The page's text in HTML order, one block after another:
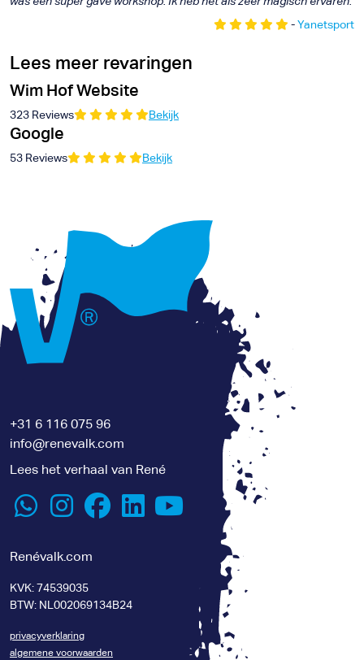
-Yanetsport
Lees meer revaringen
Wim Hof Website
323 Reviews Bekijk
Google
53 Reviews Bekijk
+31 6 116 075 96
info@renevalk.com
Lees het verhaal van René
Renévalk.com
KVK: 74539035
BTW: NL002069134B24
privacyverklaring
algemene voorwaarden